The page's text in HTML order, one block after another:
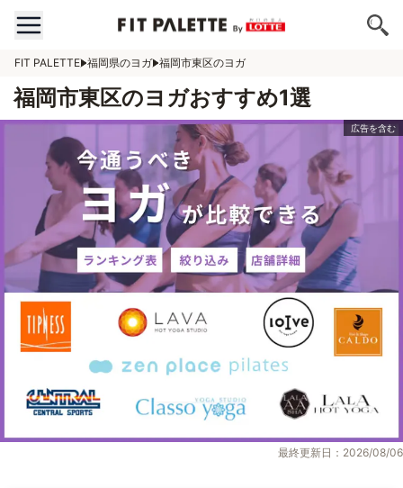
FIT PALETTE 福岡県のヨガ 福岡市東区のヨガ
福岡市東区のヨガおすすめ1選
最終更新日：2026/08/06